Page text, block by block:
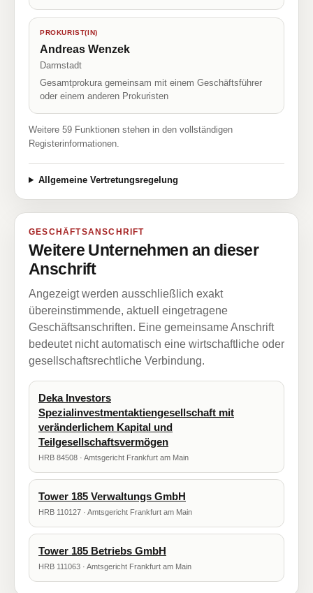
PROKURIST(IN)
Andreas Wenzek
Darmstadt
Gesamtprokura gemeinsam mit einem Geschäftsführer
oder einem anderen Prokuristen
Weitere 59 Funktionen stehen in den vollständigen
Registerinformationen.
Allgemeine Vertretungsregelung
GESCHÄFTSANSCHRIFT
Weitere Unternehmen an dieser
Anschrift
Angezeigt werden ausschließlich exakt
übereinstimmende, aktuell eingetragene
Geschäftsanschriften. Eine gemeinsame Anschrift
bedeutet nicht automatisch eine wirtschaftliche oder
gesellschaftsrechtliche Verbindung.
Deka Investors
Spezialinvestmentaktiengesellschaft mit
veränderlichem Kapital und
Teilgesellschaftsvermögen
HRB 84508 · Amtsgericht Frankfurt am Main
Tower 185 Verwaltungs GmbH
HRB 110127 · Amtsgericht Frankfurt am Main
Tower 185 Betriebs GmbH
HRB 111063 · Amtsgericht Frankfurt am Main